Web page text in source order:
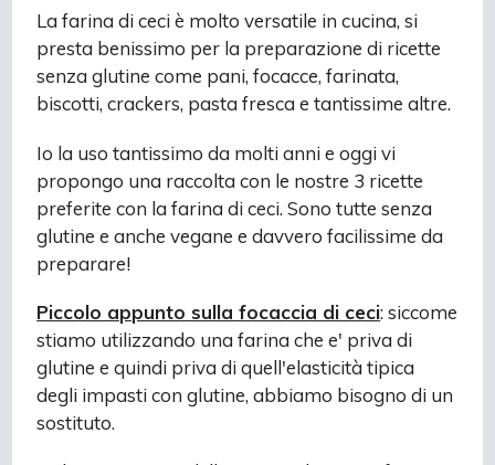
La farina di ceci è molto versatile in cucina, si
presta benissimo per la preparazione di ricette
senza glutine come pani, focacce, farinata,
biscotti, crackers, pasta fresca e tantissime altre.
Io la uso tantissimo da molti anni e oggi vi
propongo una raccolta con le nostre 3 ricette
preferite con la farina di ceci. Sono tutte senza
glutine e anche vegane e davvero facilissime da
preparare!
Piccolo appunto sulla focaccia di ceci: siccome
stiamo utilizzando una farina che e' priva di
glutine e quindi priva di quell'elasticità tipica
degli impasti con glutine, abbiamo bisogno di un
sostituto.